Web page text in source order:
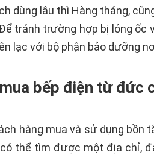
dùng lâu thì Hàng tháng,
tránh trường hợp bị lỏng ốc
lạc với bộ phận bảo dưỡng
bếp điện từ đức
hàng mua và sử dụng bồn
thể tìm được một địa chỉ,